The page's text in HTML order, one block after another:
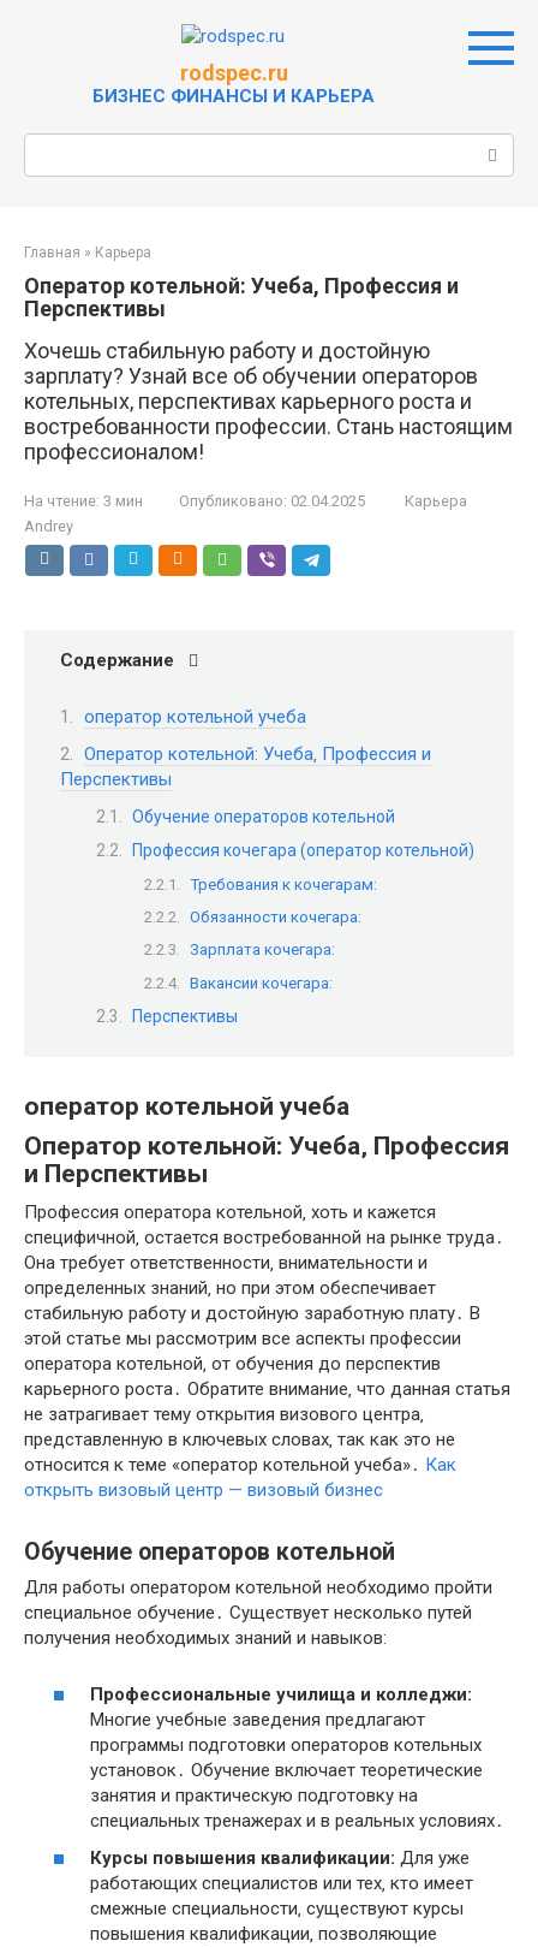
rodspec.ru
БИЗНЕС ФИНАНСЫ И КАРЬЕРА
Главная » Карьера
Оператор котельной: Учеба, Профессия и
Перспективы
Хочешь стабильную работу и достойную
зарплату? Узнай все об обучении операторов
котельных, перспективах карьерного роста и
востребованности профессии. Стань настоящим
профессионалом!
На чтение: 3 мин Опубликовано: 02.04.2025
Карьера
Andrey
Содержание
оператор котельной учеба
Оператор котельной: Учеба‚ Профессия и
Перспективы
Обучение операторов котельной
Профессия кочегара (оператор котельной)
Требования к кочегарам:
Обязанности кочегара:
Зарплата кочегара:
Вакансии кочегара:
Перспективы
оператор котельной учеба
Оператор котельной: Учеба‚ Профессия
и Перспективы
Профессия оператора котельной‚ хоть и кажется
специфичной‚ остается востребованной на рынке труда․
Она требует ответственности‚ внимательности и
определенных знаний‚ но при этом обеспечивает
стабильную работу и достойную заработную плату․ В
этой статье мы рассмотрим все аспекты профессии
оператора котельной‚ от обучения до перспектив
карьерного роста․ Обратите внимание‚ что данная статья
не затрагивает тему открытия визового центра‚
представленную в ключевых словах‚ так как это не
относится к теме «оператор котельной учеба»․ Как
открыть визовый центр — визовый бизнес
Обучение операторов котельной
Для работы оператором котельной необходимо пройти
специальное обучение․ Существует несколько путей
получения необходимых знаний и навыков:
Профессиональные училища и колледжи:
Многие учебные заведения предлагают
программы подготовки операторов котельных
установок․ Обучение включает теоретические
занятия и практическую подготовку на
специальных тренажерах и в реальных условиях․
Курсы повышения квалификации: Для уже
работающих специалистов или тех‚ кто имеет
смежные специальности‚ существуют курсы
повышения квалификации‚ позволяющие